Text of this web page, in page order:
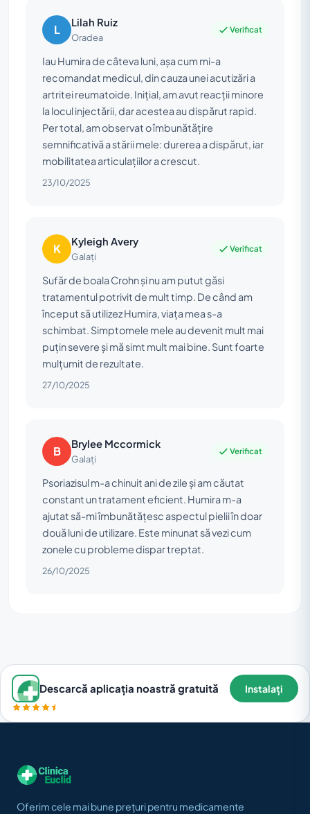
L Lilah Ruiz
Oradea
Verificat
Iau Humira de câteva luni, așa cum mi-a
recomandat medicul, din cauza unei acutizări a
artritei reumatoide. Inițial, am avut reacții minore
la locul injectării, dar acestea au dispărut rapid.
Per total, am observat o îmbunătățire
semnificativă a stării mele: durerea a dispărut, iar
mobilitatea articulațiilor a crescut.
23/10/2025
K Kyleigh Avery
Galați
Verificat
Sufăr de boala Crohn și nu am putut găsi
tratamentul potrivit de mult timp. De când am
început să utilizez Humira, viața mea s-a
schimbat. Simptomele mele au devenit mult mai
puțin severe și mă simt mult mai bine. Sunt foarte
mulțumit de rezultate.
27/10/2025
B Brylee Mccormick
Galați
Verificat
Psoriazisul m-a chinuit ani de zile și am căutat
constant un tratament eficient. Humira m-a
ajutat să-mi îmbunătățesc aspectul pielii în doar
două luni de utilizare. Este minunat să vezi cum
zonele cu probleme dispar treptat.
26/10/2025
Descarcă aplicația noastră gratuită Instalați
Oferim cele mai bune prețuri pentru medicamente